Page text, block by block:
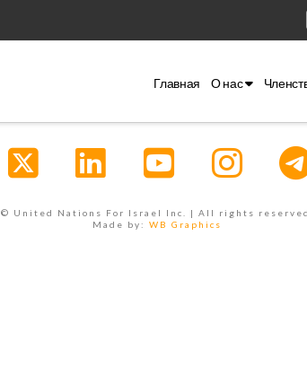
Главная О нас
© United Nations For Israel Inc. | All rights
Made by: WB Graphics